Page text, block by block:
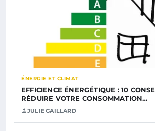
ÉNERGIE ET CLIMAT
EFFICIENCE ÉNERGÉTIQUE : 10
RÉDUIRE VOTRE CONSOMMATION…
JULIE GAILLARD